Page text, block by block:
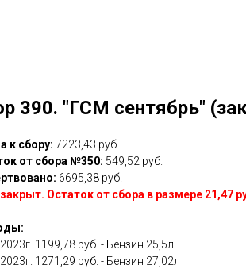
390. "ГСМ сентябрь"
к сбору: 7223,43 руб.
от сбора №350: 549,52 руб.
6695,38 руб.
Остаток от сбора в размере 21,47
1199,78 руб. - Бензин 25,5л
1271,29 руб. - Бензин 27,02л